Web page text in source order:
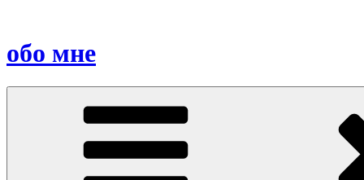
содержимому
обо мне